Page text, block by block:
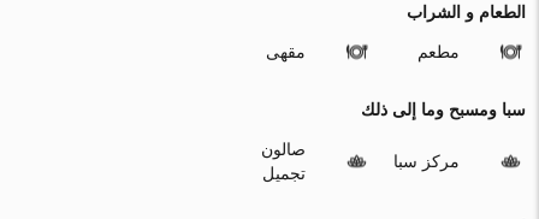
الطعام و الشراب
مطعم مقهى
سبا ومسبح وما إلى ذلك
مركز سبا
صالون
تجميل